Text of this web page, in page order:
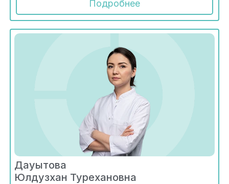
Подробнее
Дауытова
Юлдузхан Турехановна